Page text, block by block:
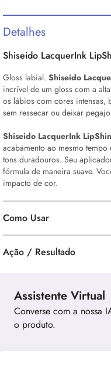
Detalhes
Shiseido LacquerInk
Gloss labial. Shiseido
incrível de um gloss com a
os lábios com cores intensas,
sem ressecar ou deixar
Shiseido LacquerInk
acabamento ao mesmo
tons duradouros. Seu
fórmula de maneira suave.
impacto de cor.
Como Usar
Ação / Resultado
Assistente Virtual
Converse com a nossa
o produto.